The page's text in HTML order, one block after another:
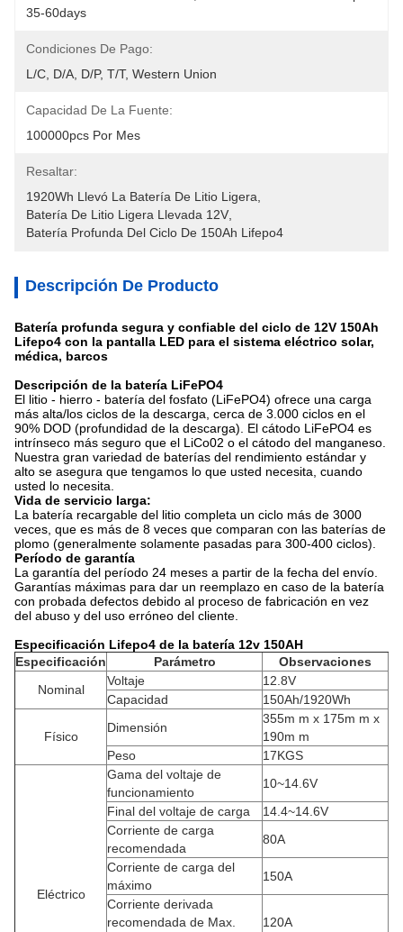
35-60days
Condiciones De Pago:
L/C, D/A, D/P, T/T, Western Union
Capacidad De La Fuente:
100000pcs Por Mes
Resaltar:
1920Wh Llevó La Batería De Litio Ligera
Batería De Litio Ligera Llevada 12V
Batería Profunda Del Ciclo De 150Ah Lifepo4
Descripción De Producto
Batería profunda segura y confiable del ciclo de 12V 150Ah
Lifepo4 con la pantalla LED para el sistema eléctrico solar,
médica, barcos
Descripción de la batería LiFePO4
El litio - hierro - batería del fosfato (LiFePO4) ofrece una carga
más alta/los ciclos de la descarga, cerca de 3.000 ciclos en el
90% DOD (profundidad de la descarga). El cátodo LiFePO4 es
intrínseco más seguro que el LiCo02 o el cátodo del manganeso.
Nuestra gran variedad de baterías del rendimiento estándar y
alto se asegura que tengamos lo que usted necesita, cuando
usted lo necesita.
Vida de servicio larga:
La batería recargable del litio completa un ciclo más de 3000
veces, que es más de 8 veces que comparan con las baterías de
plomo (generalmente solamente pasadas para 300-400 ciclos).
Período de garantía
La garantía del período 24 meses a partir de la fecha del envío.
Garantías máximas para dar un reemplazo en caso de la batería
con probada defectos debido al proceso de fabricación en vez
del abuso y del uso erróneo del cliente.
Especificación Lifepo4 de la batería 12v 150AH
Especificación
Parámetro
Observaciones
Nominal
Voltaje
12.8V
Capacidad
150Ah/1920Wh
Físico
Dimensión
355m m x 175m m x
190m m
Peso
17KGS
Eléctrico
Gama del voltaje de
funcionamiento
10~14.6V
Final del voltaje de carga
14.4~14.6V
Corriente de carga
recomendada
80A
Corriente de carga del
máximo
150A
Corriente derivada
recomendada de Max.
120A